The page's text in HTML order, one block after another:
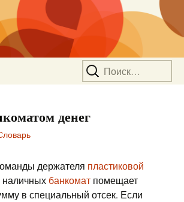
Найти:
денег
держателя пластиковой
наличных банкомат помещает
в специальный отсек. Если